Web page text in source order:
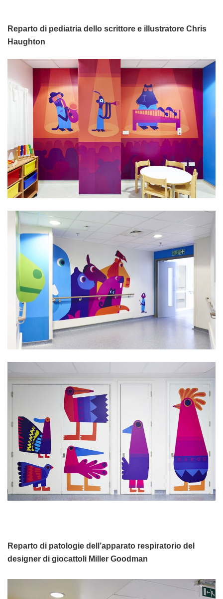
Reparto di pediatria dello scrittore e illustratore Chris
Haughton
Reparto di patologie dell’apparato respiratorio del
designer di giocattoli Miller Goodman